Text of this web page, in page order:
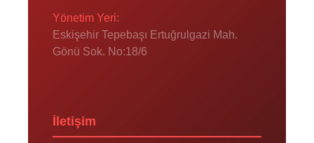
Yönetim Yeri:
Eskişehir Tepebaşı Ertuğrulgazi Mah.
Gönü Sok. No:18/6
İletişim